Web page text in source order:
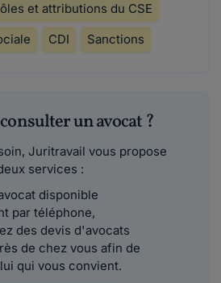
et attributions du CSE
CDI Sanctions
un avocat ?
Juritravail vous propose
services :
disponible
par téléphone,
des devis d'avocats
de chez vous afin de
qui vous convient.